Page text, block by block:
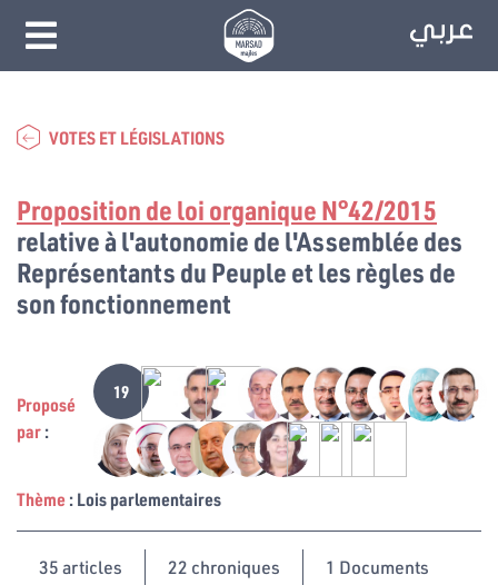
VOTES ET LÉGISLATIONS
Proposition de loi organique N°42/2015
relative à l'autonomie de l'Assemblée des
Représentants du Peuple et les règles de
son fonctionnement
Proposé
par:
19
Thème: Lois parlementaires
35articles 22 chroniques 1 Documents